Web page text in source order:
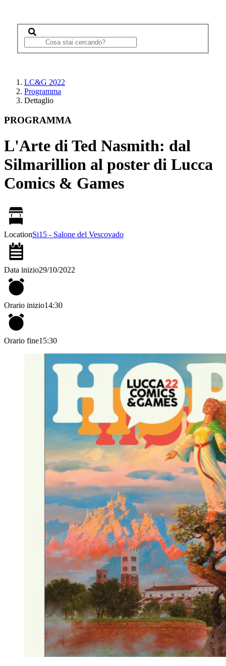
LC&G 2022
Programma
Dettaglio
PROGRAMMA
L'Arte di Ted Nasmith: dal
Silmarillion al poster di Lucca
Comics & Games
LocationSi15 - Salone del Vescovado
Data inizio29/10/2022
Orario inizio14:30
Orario fine15:30